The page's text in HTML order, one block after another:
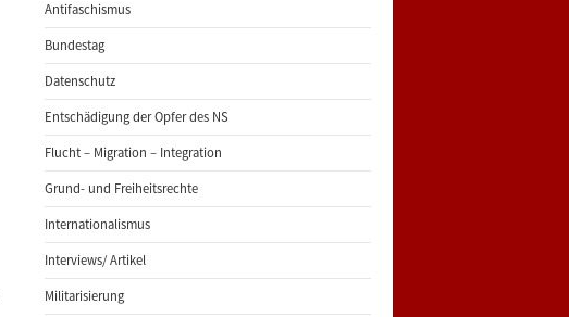
Antifaschismus
Bundestag
Datenschutz
Entschädigung der Opfer des NS
Flucht – Migration – Integration
Grund- und Freiheitsrechte
Internationalismus
Interviews/ Artikel
Militarisierung